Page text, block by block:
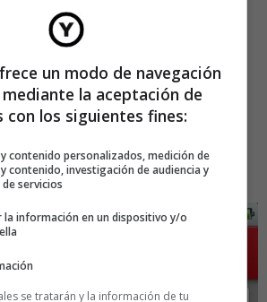
un modo de navegación
la aceptación de
con los siguientes fines:
contenido personalizados, medición de
contenido, investigación de audiencia y
servicios
la información en un dispositivo y/o
se tratarán y la información de tu